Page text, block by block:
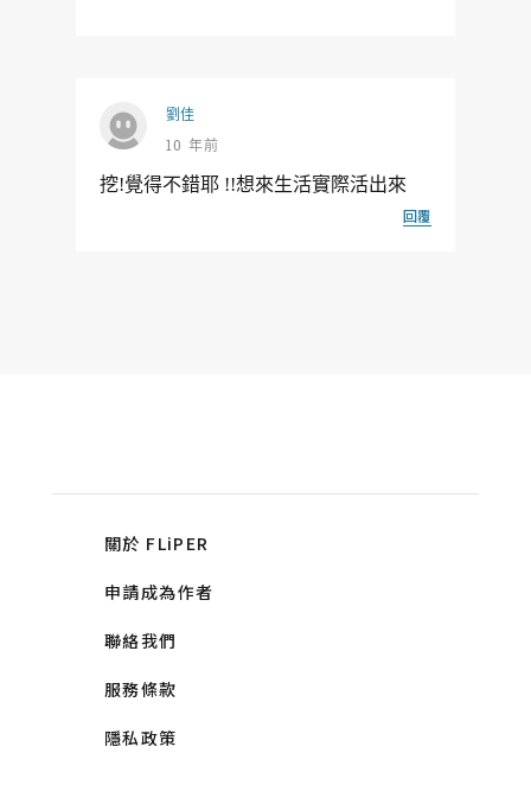
劉佳
10 年前
挖!覺得不錯耶 !!想來生活實際活出來
回覆
關於 FLiPER
申請成為作者
聯絡我們
服務條款
隱私政策